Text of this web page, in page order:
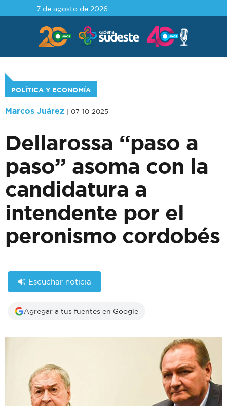
7 de agosto de 2026
POLÍTICA Y ECONOMÍA
Marcos Juárez | 07-10-2025
Dellarossa “paso a
paso” asoma con la
candidatura a
intendente por el
peronismo cordobés
🔊 Escuchar noticia
Agregar a tus fuentes en Google